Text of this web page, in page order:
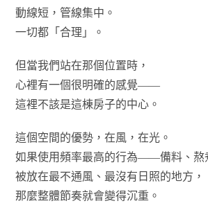
動線短，管線集中。
一切都「合理」。
但當我們站在那個位置時，
心裡有一個很明確的感覺——
這裡不該是這棟房子的中心。
這個空間的優勢，在風，在光。
如果使用頻率最高的行為——備料、
被放在最不通風、最沒有日照的地方，
那麼整體節奏就會變得沉重。